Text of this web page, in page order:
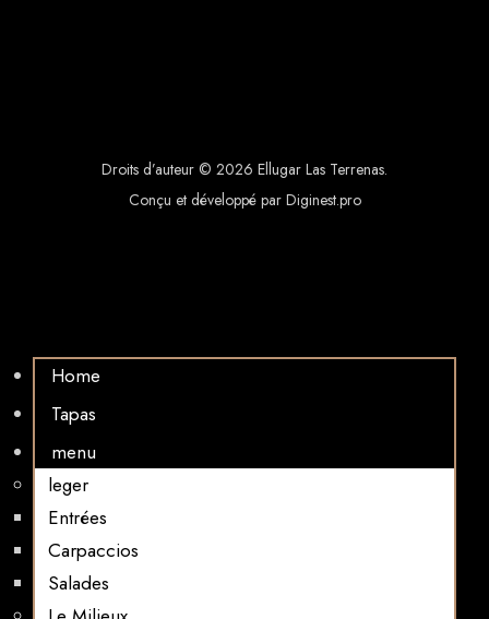
Droits d’auteur © 2026 Ellugar Las Terrenas.
Conçu et développé par Diginest.pro
Home
Tapas
menu
leger
Entrées
Carpaccios
Salades